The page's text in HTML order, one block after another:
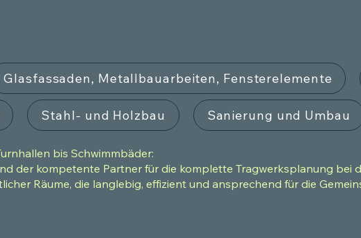
Glasfassaden, Metallbauarbeiten, Fensterelemente
Stahl- und Holzbau Sanierung und Umbau
bis Schwimmbäder:
der kompetente Partner für die komplette Tragwerksplanung bei
Räume, die langlebig, effizient und ansprechend für die